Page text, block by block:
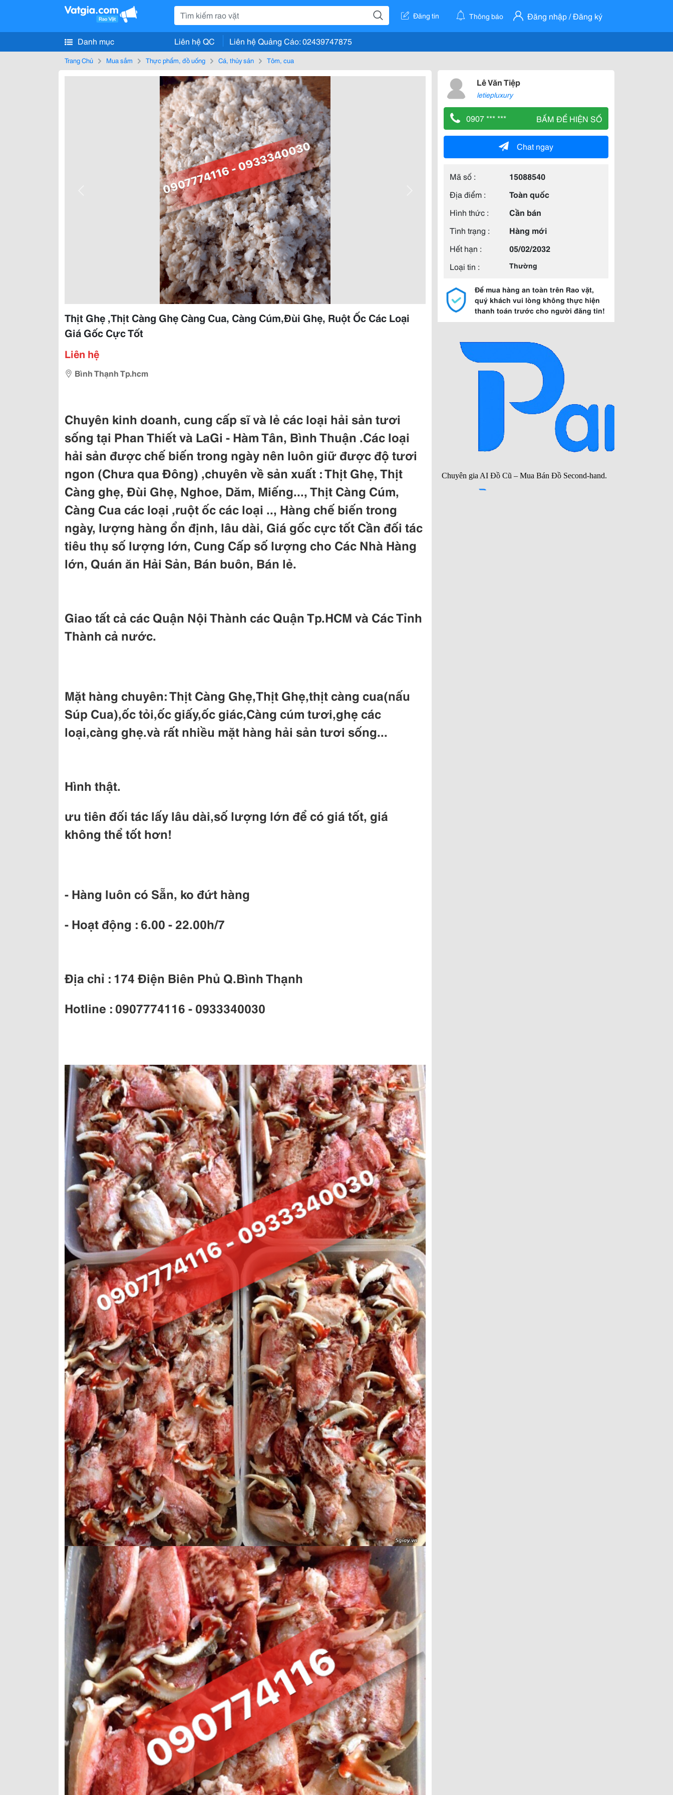
Đăng tin Thông báo Đăng nhập / Đăng ký
Danh mục Liên hệ QC Liên hệ Quảng Cáo: 02439747875
Trang Chủ Mua sắm Thực phẩm, đồ uống Cá, thủy sản Tôm, cua
Thịt Ghẹ ,Thịt Càng Ghẹ Càng Cua, Càng Cúm,Đùi Ghẹ, Ruột Ốc Các Loại
Giá Gốc Cực Tốt
Liên hệ
Bình Thạnh Tp.hcm
Chuyên kinh doanh, cung cấp sĩ và lẻ các loại hải sản tươi
sống tại Phan Thiết và LaGi - Hàm Tân, Bình Thuận .Các loại
hải sản được chế biến trong ngày nên luôn giữ được độ tươi
ngon (Chưa qua Đông) ,chuyên về sản xuất : Thịt Ghẹ, Thịt
Càng ghẹ, Đùi Ghẹ, Nghoe, Dăm, Miếng..., Thịt Càng Cúm,
Càng Cua các loại ,ruột ốc các loại .., Hàng chế biến trong
ngày, lượng hàng ổn định, lâu dài, Giá gốc cực tốt Cần đối tác
tiêu thụ số lượng lớn, Cung Cấp số lượng cho Các Nhà Hàng
lớn, Quán ăn Hải Sản, Bán buôn, Bán lẻ.
Giao tất cả các Quận Nội Thành các Quận Tp.HCM và Các Tỉnh
Thành cả nước.
Mặt hàng chuyên: Thịt Càng Ghẹ,Thịt Ghẹ,thịt càng cua(nấu
Súp Cua),ốc tỏi,ốc giấy,ốc giác,Càng cúm tươi,ghẹ các
loại,càng ghẹ.và rất nhiều mặt hàng hải sản tươi sống...
Hình thật.
ưu tiên đối tác lấy lâu dài,số lượng lớn để có giá tốt, giá
không thể tốt hơn!
- Hàng luôn có Sẵn, ko đứt hàng
- Hoạt động : 6.00 - 22.00h/7
Địa chỉ : 174 Điện Biên Phủ Q.Bình Thạnh
Hotline : 0907774116 - 0933340030
Lê Văn Tiệp
letiepluxury
0907 *** *** BẤM ĐỂ HIỆN SỐ
Chat ngay
Mã số :
15088540
Địa điểm :
Toàn quốc
Hình thức :
Cần bán
Tình trạng :
Hàng mới
Hết hạn :
05/02/2032
Loại tin :
Thường
Để mua hàng an toàn trên Rao vặt,
quý khách vui lòng không thực hiện
thanh toán trước cho người đăng tin!